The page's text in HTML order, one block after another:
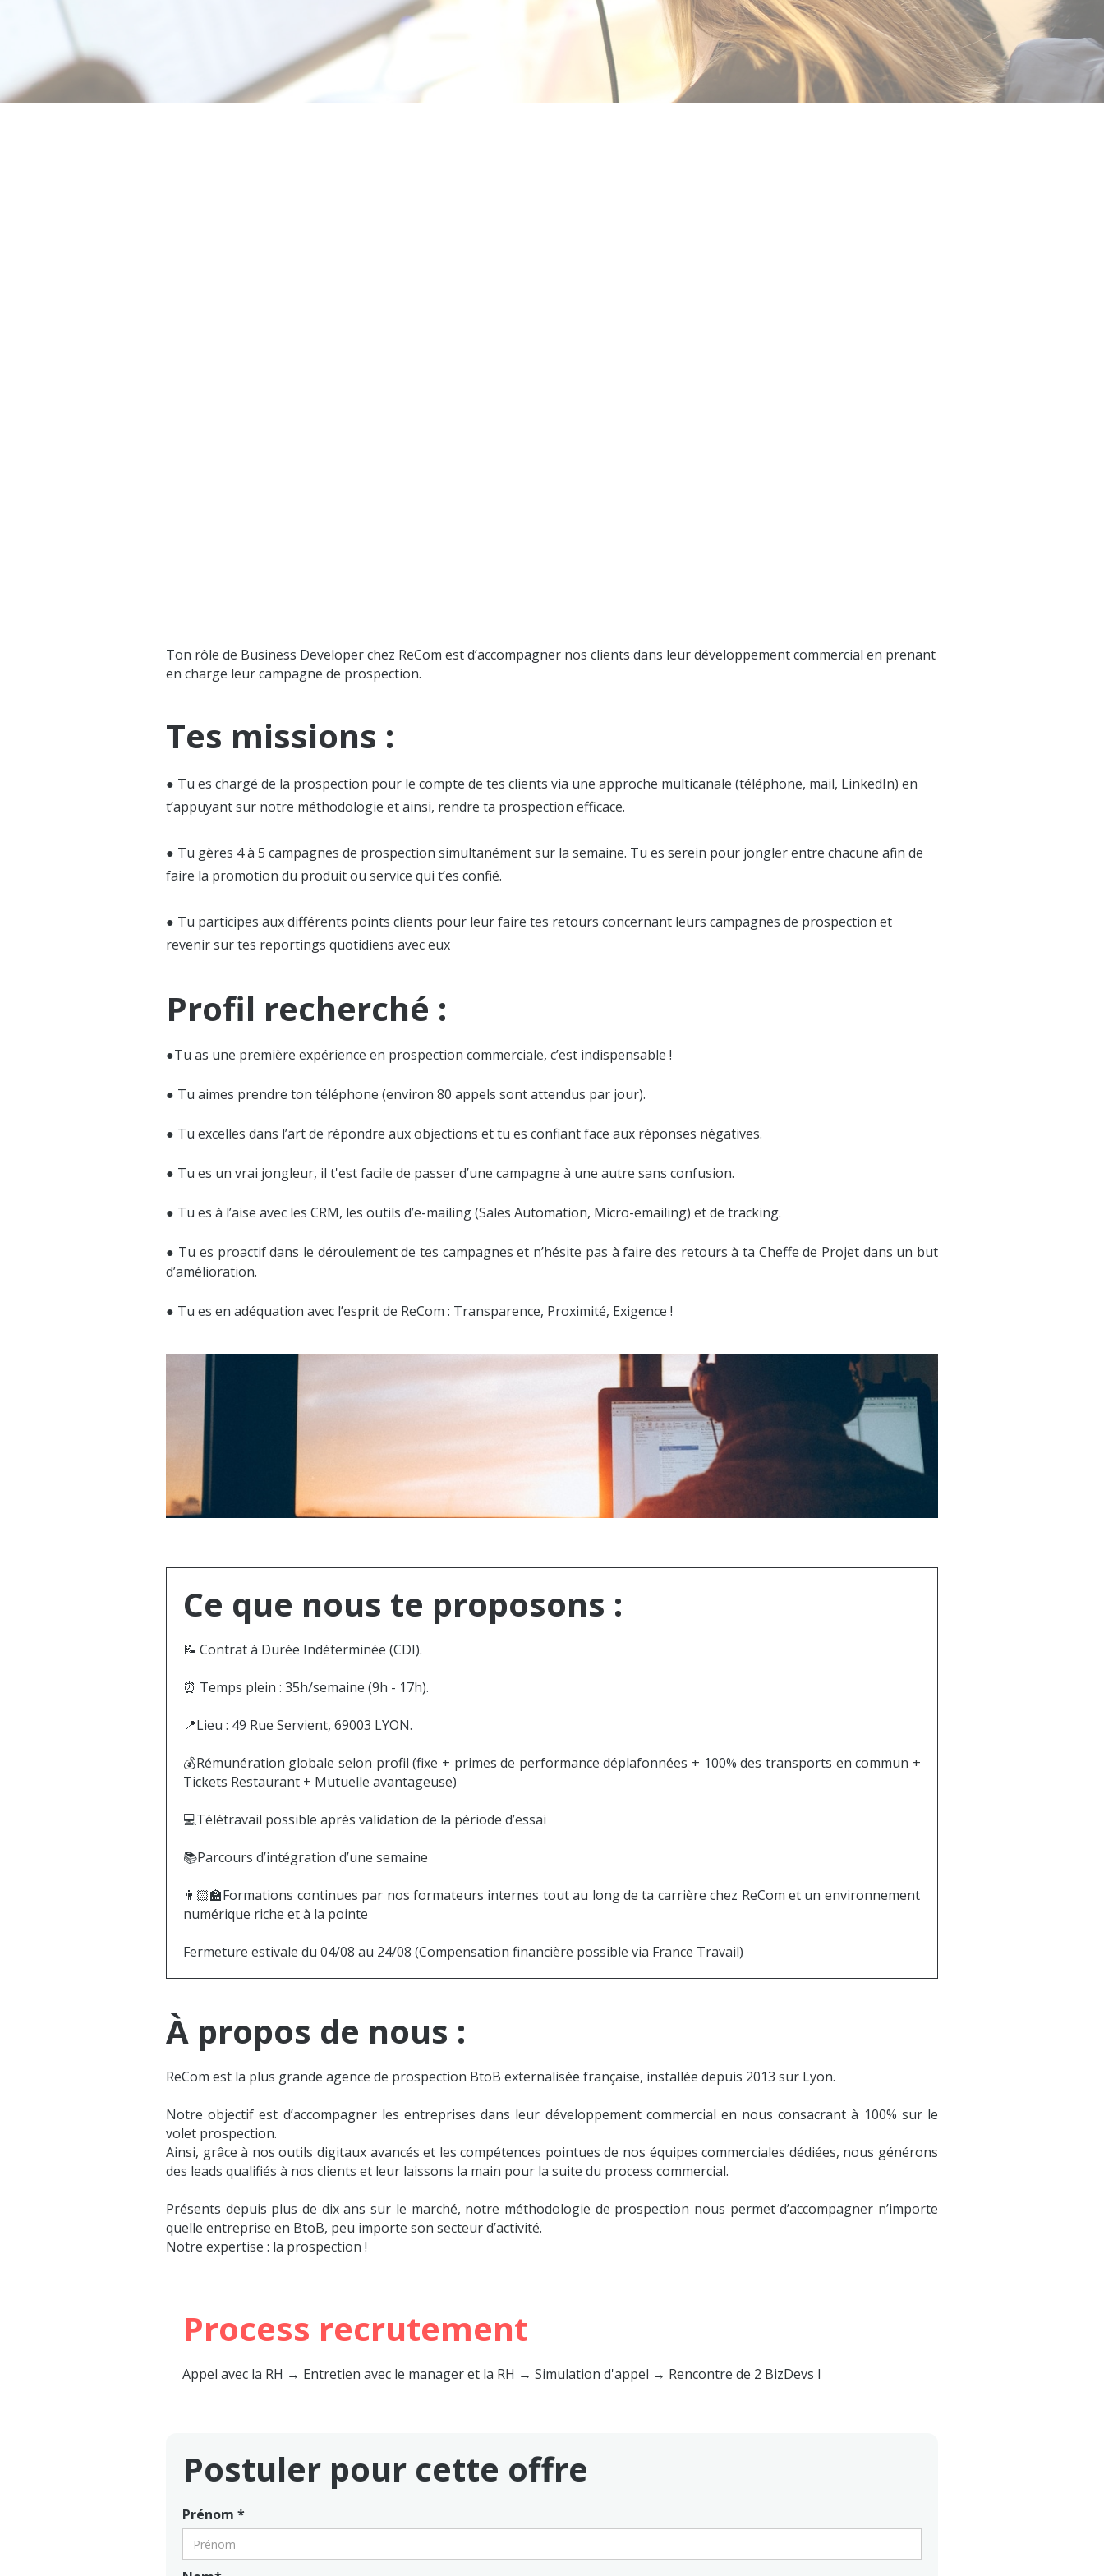
Ton rôle de Business Developer chez ReCom est d’accompagner nos clients dans leur développement commercial en prenant
en charge leur campagne de prospection.
Tes missions :
● Tu es chargé de la prospection pour le compte de tes clients via une approche multicanale (téléphone, mail, LinkedIn) en
t’appuyant sur notre méthodologie et ainsi, rendre ta prospection efficace.
● Tu gères 4 à 5 campagnes de prospection simultanément sur la semaine. Tu es serein pour jongler entre chacune afin de
faire la promotion du produit ou service qui t’es confié.
● Tu participes aux différents points clients pour leur faire tes retours concernant leurs campagnes de prospection et
revenir sur tes reportings quotidiens avec eux
Profil recherché :
●Tu as une première expérience en prospection commerciale, c’est indispensable !
● Tu aimes prendre ton téléphone (environ 80 appels sont attendus par jour).
● Tu excelles dans l’art de répondre aux objections et tu es confiant face aux réponses négatives.
● Tu es un vrai jongleur, il t'est facile de passer d’une campagne à une autre sans confusion.
● Tu es à l’aise avec les CRM, les outils d’e-mailing (Sales Automation, Micro-emailing) et de tracking.
● Tu es proactif dans le déroulement de tes campagnes et n’hésite pas à faire des retours à ta Cheffe de Projet dans un but
d’amélioration.
● Tu es en adéquation avec l’esprit de ReCom : Transparence, Proximité, Exigence !
Ce que nous te proposons :
📝 Contrat à Durée Indéterminée (CDI).
⏰ Temps plein : 35h/semaine (9h - 17h).
📍Lieu : 49 Rue Servient, 69003 LYON.
💰Rémunération globale selon profil (fixe + primes de performance déplafonnées + 100% des transports en commun +
Tickets Restaurant + Mutuelle avantageuse)
💻Télétravail possible après validation de la période d’essai
📚Parcours d’intégration d’une semaine
👨🏻‍🏫‍Formations continues par nos formateurs internes tout au long de ta carrière chez ReCom et un environnement
numérique riche et à la pointe
Fermeture estivale du 04/08 au 24/08 (Compensation financière possible via France Travail)
À propos de nous :
ReCom est la plus grande agence de prospection BtoB externalisée française, installée depuis 2013 sur Lyon.
Notre objectif est d’accompagner les entreprises dans leur développement commercial en nous consacrant à 100% sur le
volet prospection.
Ainsi, grâce à nos outils digitaux avancés et les compétences pointues de nos équipes commerciales dédiées, nous générons
des leads qualifiés à nos clients et leur laissons la main pour la suite du process commercial.
Présents depuis plus de dix ans sur le marché, notre méthodologie de prospection nous permet d’accompagner n’importe
quelle entreprise en BtoB, peu importe son secteur d’activité.
Notre expertise : la prospection !
Process recrutement
Appel avec la RH → Entretien avec le manager et la RH → Simulation d'appel → Rencontre de 2 BizDevs l
Postuler pour cette offre
Prénom *